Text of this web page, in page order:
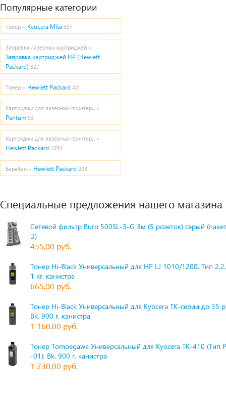
Популярные категории
Тонер » Kyocera Mita 307
Заправка лазерных картриджей »
Заправка картриджей HP (Hewlett
Packard) 327
Тонер » Hewlett Packard 421
Картриджи для лазерных принтер... »
Pantum 93
Картриджи для лазерных принтер... »
Hewlett Packard 1054
Барабан » Hewlett Packard 203
Специальные предложения нашего магазина
Сетевой фильтр Buro 500SL-3-G 3м (5 розеток) серый
Э)
455,00 руб.
Тонер Hi-Black Универсальный для HP LJ 1010/1200, Тип
1 кг, канистра
665,00 руб.
Тонер Hi-Black Универсальный для Kyocera TK-серии до 35
Bk, 900 г, канистра
1 160,00 руб.
Тонер Tomoegawa Универсальный для Kyocera TK-410 (Тип
-01), Bk, 900 г, канистра
1 730,00 руб.